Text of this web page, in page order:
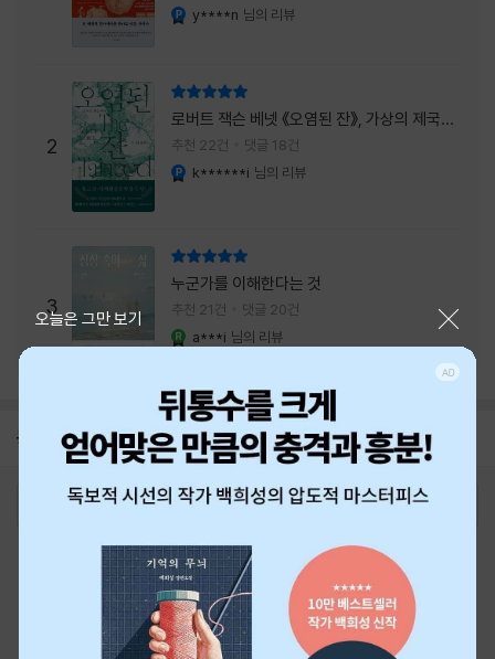
y****n 님의 리뷰
2
로버트 잭슨 베넷 《오염된 잔》, 가상의 제국이
주는 실감과 미스터리 사건의 치밀함이 이루어
내는 최상의 시너지...
추천 22건 댓글 18건
k******i 님의 리뷰
3
누군가를 이해한다는 것
추천 21건 댓글 20건
a***i 님의 리뷰
공지 8월 신용카드 무이자할부 안내
2026-08-01
오늘은 그만 보기
로그인 최근 본 상품 주문/배송
고객센터 1544-3800 티켓 1544-6399
중고샵 1566-4295
eBook 1:1문의/채팅상담
예스이십사(주) 사업자 정보
이용약관
개인정보처리방침
청소년보호정책